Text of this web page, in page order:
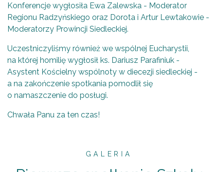
Konferencje wygłosiła Ewa Zalewska - Moderator
Regionu Radzyńskiego oraz Dorota i Artur Lewtakowie -
Moderatorzy Prowincji Siedleckiej.
Uczestniczyliśmy również we wspólnej Eucharystii,
na której homilię wygłosił ks. Dariusz Parafiniuk -
Asystent Kościelny wspólnoty w diecezji siedleckiej -
a na zakończenie spotkania pomodlił się
o namaszczenie do posługi.
Chwała Panu za ten czas!
GALERIA